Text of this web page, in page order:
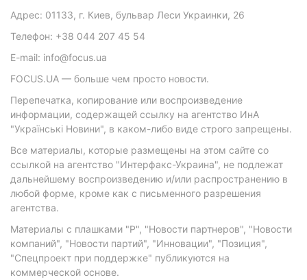
Адрес: 01133, г. Киев, бульвар Леси Украинки, 26
Телефон: +38 044 207 45 54
E-mail: info@focus.ua
FOCUS.UA — больше чем просто новости.
Перепечатка, копирование или воспроизведение
информации, содержащей ссылку на агентство ИнА
"Українські Новини", в каком-либо виде строго запрещены.
Все материалы, которые размещены на этом сайте со
ссылкой на агентство "Интерфакс-Украина", не подлежат
дальнейшему воспроизведению и/или распространению в
любой форме, кроме как с письменного разрешения
агентства.
Материалы с плашками "Р", "Новости партнеров", "Новости
компаний", "Новости партий", "Инновации", "Позиция",
"Спецпроект при поддержке" публикуются на
коммерческой основе.